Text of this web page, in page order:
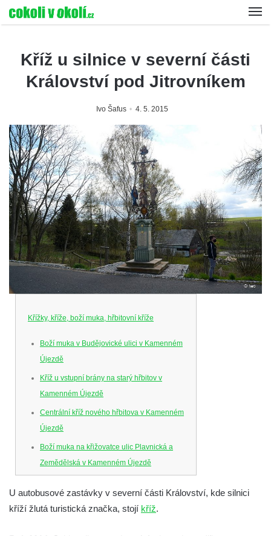
Kříž u silnice v severní části
Království pod Jitrovníkem
Ivo Šafus 4. 5. 2015
Křížky, kříže, boží muka, hřbitovní kříže
Boží muka v Budějovické ulici v Kamenném
Újezdě
Kříž u vstupní brány na starý hřbitov v
Kamenném Újezdě
Centrální kříž nového hřbitova v Kamenném
Újezdě
Boží muka na křižovatce ulic Plavnická a
Zemědělská v Kamenném Újezdě
v Kamenném Újezdě
Kříž na křižovatce ulic 5. května a Dělnická
U autobusové zastávky v severní části Království, kde silnici
kříží žlutá turistická značka, stojí kříž.